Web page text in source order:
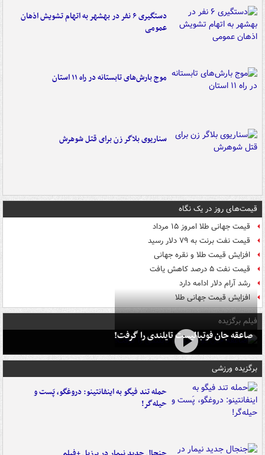
دستگیری ۶ نفر در بهشهر به اتهام تشویش اذهان
عمومی
موج بارش‌های تابستانه در راه ۱۱ استان
سناریوی بلاگر زن برای قتل شوهرش
قیمت‌های روز در یک نگاه
قیمت جهانی طلا امروز ۱۵ مرداد
قیمت نفت برنت به ۷۹ دلار رسید
افزایش قیمت طلا و نقره جهانی
قیمت نفت ۵ درصد کاهش یافت
رشد آرام دلار ادامه دارد
افزایش قیمت جهانی طلا
فیلم برگزیده
صاعقه جان فوتبالیست تایلندی را گرفت!
برگزیده ورزشی
حمله تند فیگو به اینفانتینو: دروغگو، پَست‌ و
حیله‌گر!